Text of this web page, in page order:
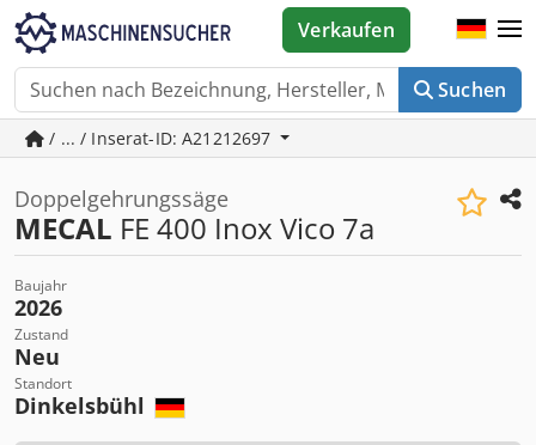
Suchen
Verkaufen
/ ... / Inserat-ID: A21212697
Doppelgehrungssäge
MECAL FE 400 Inox Vico 7a
Baujahr
2026
Zustand
Neu
Standort
Dinkelsbühl